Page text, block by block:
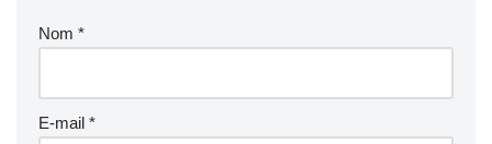
Nom *
E-mail *